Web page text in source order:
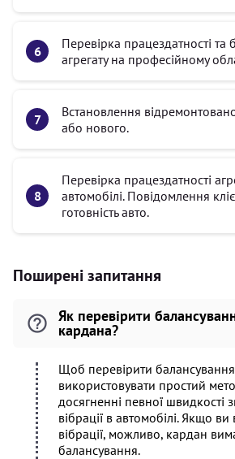
Перевірка працездатності та
агрегату на професійному
Встановлення
або нового.
Перевірка працездатності
автомобілі. Повідомлення
готовність авто.
Поширені запитання
Як перевірити
кардана?
Щоб перевірити
використовувати простий
досягненні певної швидкості
вібрації в автомобілі. Якщо ви
вібрації, можливо, кардан
балансування.